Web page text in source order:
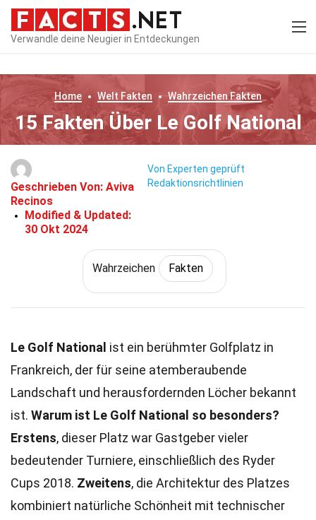
Verwandle deine Neugier in Entdeckungen
Home Welt Fakten WahrzeichenFakten
15 Fakten Über Le Golf National
Geschrieben Von: Aviva
Recinos
Modified & Updated:
30 Okt 2024
Von Experten geprüft
Redaktionsrichtlinien
Wahrzeichen Fakten
Le Golf National ist ein berühmter Golfplatz in
Frankreich, der für seine atemberaubende
Landschaft und herausfordernden Löcher bekannt
ist. Warum ist Le Golf National so besonders?
Erstens, dieser Platz war Gastgeber vieler
bedeutender Turniere, einschließlich des Ryder
Cups 2018. Zweitens, die Architektur des Platzes
kombiniert natürliche Schönheit mit technischer